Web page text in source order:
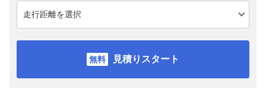
見積りスタート